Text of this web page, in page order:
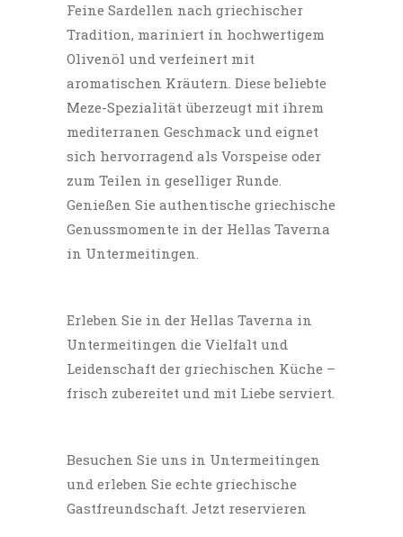
Feine Sardellen nach griechischer
Tradition, mariniert in hochwertigem
Olivenöl und verfeinert mit
aromatischen Kräutern. Diese beliebte
Meze-Spezialität überzeugt mit ihrem
mediterranen Geschmack und eignet
sich hervorragend als Vorspeise oder
zum Teilen in geselliger Runde.
Genießen Sie authentische griechische
Genussmomente in der Hellas Taverna
in Untermeitingen.
Erleben Sie in der Hellas Taverna in
Untermeitingen die Vielfalt und
Leidenschaft der griechischen Küche –
frisch zubereitet und mit Liebe serviert.
Besuchen Sie uns in Untermeitingen
und erleben Sie echte griechische
Gastfreundschaft. Jetzt reservieren